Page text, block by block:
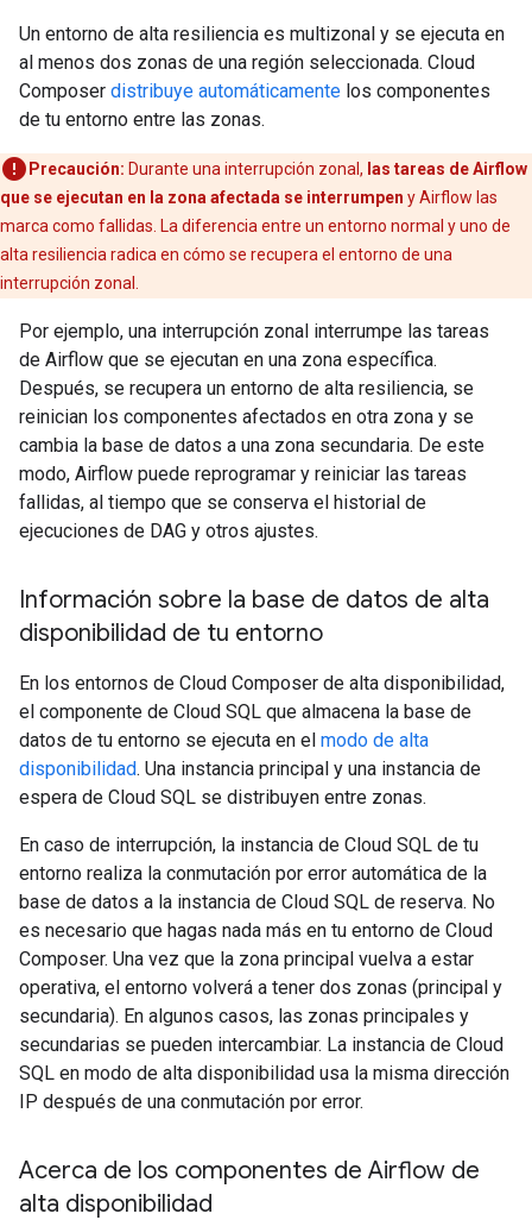
Un entorno de alta resiliencia es multizonal y se ejecuta en
al menos dos zonas de una región seleccionada. Cloud
Composer distribuye automáticamente los componentes
de tu entorno entre las zonas.
Precaución: Durante una interrupción zonal, las tareas de Airflow
que se ejecutan en la zona afectada se interrumpen y Airflow las
marca como fallidas. La diferencia entre un entorno normal y uno de
alta resiliencia radica en cómo se recupera el entorno de una
interrupción zonal.
Por ejemplo, una interrupción zonal interrumpe las tareas
de Airflow que se ejecutan en una zona específica.
Después, se recupera un entorno de alta resiliencia, se
reinician los componentes afectados en otra zona y se
cambia la base de datos a una zona secundaria. De este
modo, Airflow puede reprogramar y reiniciar las tareas
fallidas, al tiempo que se conserva el historial de
ejecuciones de DAG y otros ajustes.
Información sobre la base de datos de alta
disponibilidad de tu entorno
En los entornos de Cloud Composer de alta disponibilidad,
el componente de Cloud SQL que almacena la base de
datos de tu entorno se ejecuta en el modo de alta
disponibilidad. Una instancia principal y una instancia de
espera de Cloud SQL se distribuyen entre zonas.
En caso de interrupción, la instancia de Cloud SQL de tu
entorno realiza la conmutación por error automática de la
base de datos a la instancia de Cloud SQL de reserva. No
es necesario que hagas nada más en tu entorno de Cloud
Composer. Una vez que la zona principal vuelva a estar
operativa, el entorno volverá a tener dos zonas (principal y
secundaria). En algunos casos, las zonas principales y
secundarias se pueden intercambiar. La instancia de Cloud
SQL en modo de alta disponibilidad usa la misma dirección
IP después de una conmutación por error.
Acerca de los componentes de Airflow de
alta disponibilidad